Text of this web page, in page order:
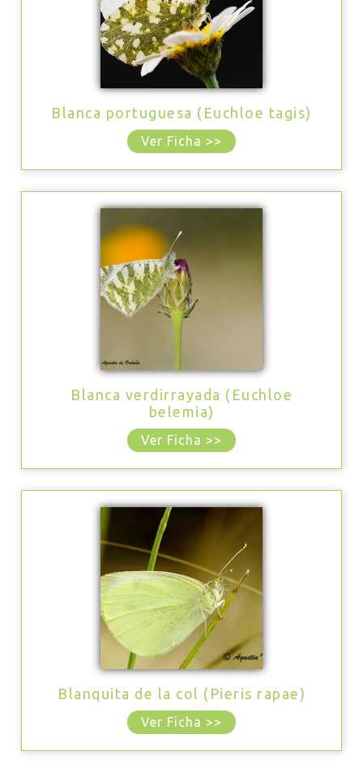
Blanca portuguesa (Euchloe tagis)
Ver Ficha >>
Blanca verdirrayada (Euchloe
belemia)
Ver Ficha >>
Blanquita de la col (Pieris rapae)
Ver Ficha >>